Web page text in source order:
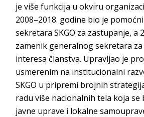
je više funkcija u okviru
2008–2018. godine bio je
sekretara SKGO za zastupanje, a
zamenik generalnog sekretara
interesa članstva. Upravljao je
usmerenim na institucionalni
SKGO u pripremi brojnih
radu više nacionalnih tela koja se
javne uprave i lokalne